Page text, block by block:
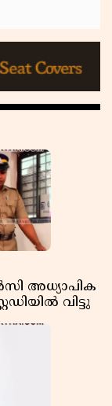
അധ്യാപിക
വിട്ടു